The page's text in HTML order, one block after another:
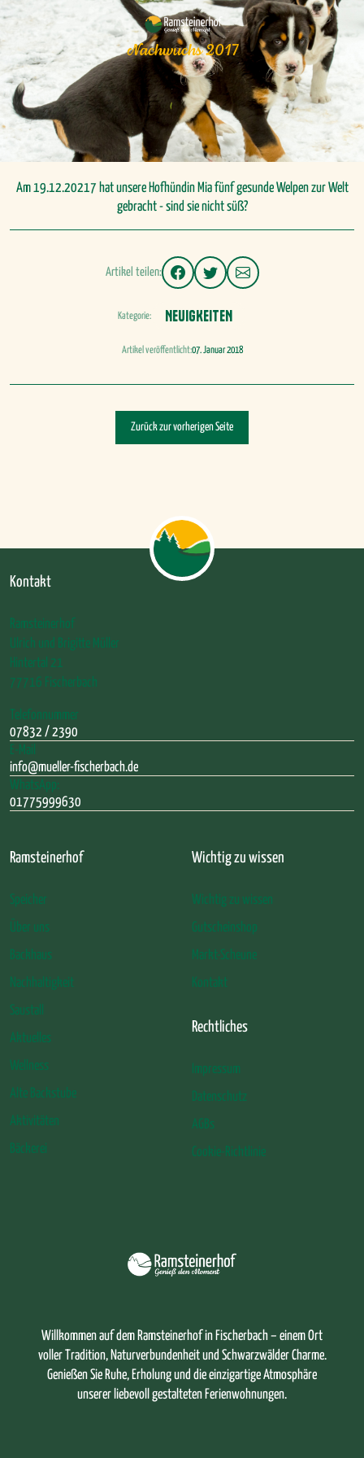
Nachwuchs 2017
Am 19.12.20217 hat unsere Hofhündin Mia fünf gesunde Welpen zur Welt
gebracht - sind sie nicht süß?
Artikel teilen:
Kategorie: NEUIGKEITEN
Artikel veröffentlicht:07. Januar 2018
Zurück zur vorherigen Seite
Kontakt
Ramsteinerhof
Ulrich und Brigitte Müller
Hintertal 21
77716 Fischerbach
Telefonnummer
07832 / 2390
E-Mail
info@mueller-fischerbach.de
WhatsApp:
01775999630
Ramsteinerhof
Speicher
Über uns
Backhaus
Nachhaltigkeit
Saustall
Aktuelles
Wellness
Alte Backstube
Aktivitäten
Bäckerei
Wichtig zu wissen
Wichtig zu wissen
Gutscheinshop
Markt-Scheune
Kontakt
Rechtliches
Impressum
Datenschutz
AGBs
Cookie-Richtlinie
Willkommen auf dem Ramsteinerhof in Fischerbach – einem Ort
voller Tradition, Naturverbundenheit und Schwarzwälder Charme.
Genießen Sie Ruhe, Erholung und die einzigartige Atmosphäre
unserer liebevoll gestalteten Ferienwohnungen.